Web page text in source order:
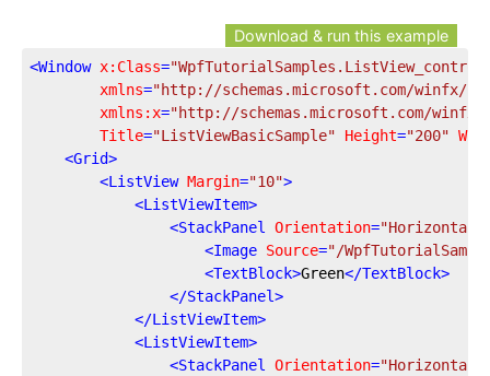
Download & run this example
<Window x:Class=
xmlns="http://schemas.microsoft.com/winfx/
xmlns:x="http://schemas.microsoft.com/winfx/
Title="ListViewBasicSample" Height="200"
<Grid>
<ListView Margin="10">
<ListViewItem>
<StackPanel Orientation="Horizontal"
<Image Source="/
<TextBlock>Green</TextBlock>
</StackPanel>
</ListViewItem>
<ListViewItem>
<StackPanel Orientation="Horizontal"